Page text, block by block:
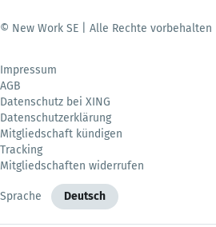
© New Work SE | Alle Rechte vorbehalten
Impressum
AGB
Datenschutz bei XING
Datenschutzerklärung
Mitgliedschaft kündigen
Tracking
Mitgliedschaften widerrufen
Sprache Deutsch